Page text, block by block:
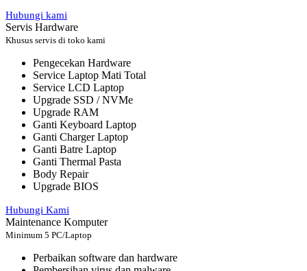
Hubungi kami
Servis Hardware
Khusus servis di toko kami
Pengecekan Hardware
Service Laptop Mati Total
Service LCD Laptop
Upgrade SSD / NVMe
Upgrade RAM
Ganti Keyboard Laptop
Ganti Charger Laptop
Ganti Batre Laptop
Ganti Thermal Pasta
Body Repair
Upgrade BIOS
Hubungi Kami
Maintenance Komputer
Minimum 5 PC/Laptop
Perbaikan software dan hardware